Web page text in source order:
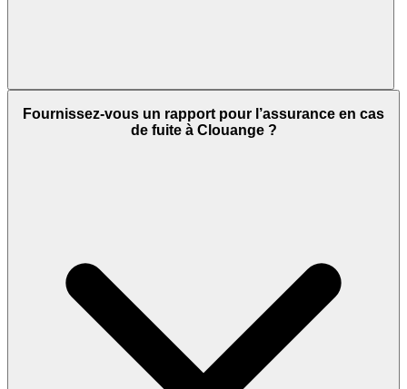
Fournissez-vous un rapport pour l’assurance en cas
de fuite à Clouange ?